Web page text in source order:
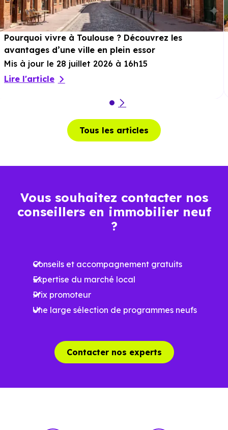
Pourquoi vivre à Toulouse ? Découvrez les
avantages d’une ville en plein essor
Mis à jour le 28 juillet 2026 à 16h15
Lire l'article
Tous les articles
Vous souhaitez contacter nos
conseillers en immobilier neuf
?
Conseils et accompagnement gratuits
Expertise du marché local
Prix promoteur
Une large sélection de programmes neufs
Contacter nos experts